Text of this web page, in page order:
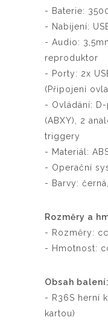
- Baterie:
- Nabíjení:
- Audio:
reproduktor
- Porty: 2x
(Připojení
- Ovládání:
(ABXY), 2
triggery
- Materiál:
- Operační
- Barvy:
Rozměry a
- Rozměry:
- Hmotnost:
Obsah balení:
- R36S herní
kartou)